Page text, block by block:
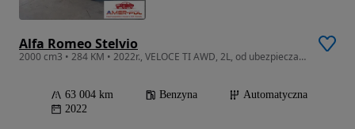
Alfa Romeo Stelvio
2000 cm3 • 284 KM • 2022r., VELOCE TI AWD, 2L, od ubezpieczalni
63 004 km Benzyna
Automatyczna
2022